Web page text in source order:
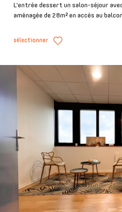
L'entrée dessert un salon-séjour
aménagée de 28m² en accès au
sélectionner